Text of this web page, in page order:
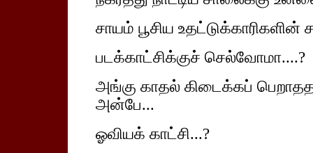
சாயம் பூசிய
படக்காட்சிக்குச் செல்வோமா....?
அங்கு காதல் கிடைக்கப்
அன்பே...
ஓவியக் காட்சி...?